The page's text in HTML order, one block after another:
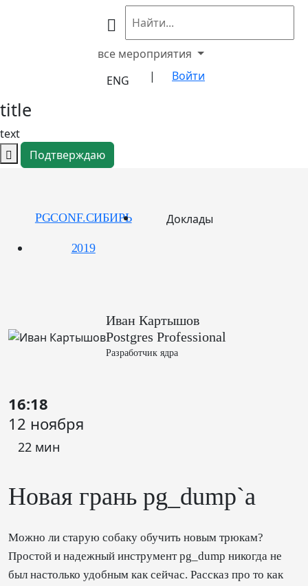
все мероприятия
ENG
| Войти
title
text
Подтверждаю
PGCONF.СИБИРЬ
2019
Доклады
Иван Картышов
Postgres Professional
Разработчик ядра
16:18
12 ноября
22 мин
Новая грань pg_dump`a
Можно ли старую собаку обучить новым трюкам?
Простой и надежный инструмент pg_dump никогда не
был настолько удобным как сейчас. Рассказ про то как